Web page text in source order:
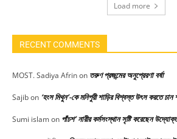
Load more
RECENT COMMENTS
MOST. Sadiya Afrinon তরুণ প্রজন্মের অনুপ্রেরণা বর্ষা
Sajibon ‘হংস মিথুন’-কে মনিপুরী শাড়ির বিশ্বস্ত উৎস করতে চান
Sumi islamon পাঁচশ’ নারীর কর্মসংস্থান সৃষ্টি করেছেন